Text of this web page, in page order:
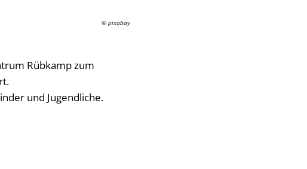
© pixabay
Rübkamp zum
und Jugendliche.